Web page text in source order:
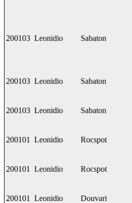
200103 Leonidio Sabaton
200103 Leonidio Sabaton
200103 Leonidio Sabaton
200101 Leonidio Rocspot
200101 Leonidio Rocspot
200101 Leonidio Douvari